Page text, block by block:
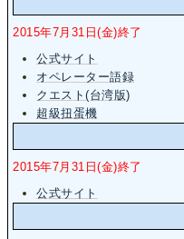
2015年7月31日(金)終了
公式サイト
オペレーター語録
クエスト(台湾版)
超級扭蛋機
2015年7月31日(金)終了
公式サイト